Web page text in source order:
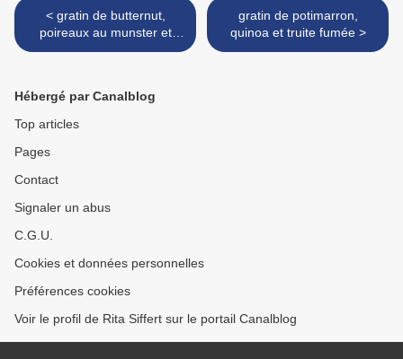
< gratin de butternut,
poireaux au munster et
céréales
gratin de potimarron,
quinoa et truite fumée >
Hébergé par Canalblog
Top articles
Pages
Contact
Signaler un abus
C.G.U.
Cookies et données personnelles
Préférences cookies
Voir le profil de Rita Siffert sur le portail Canalblog